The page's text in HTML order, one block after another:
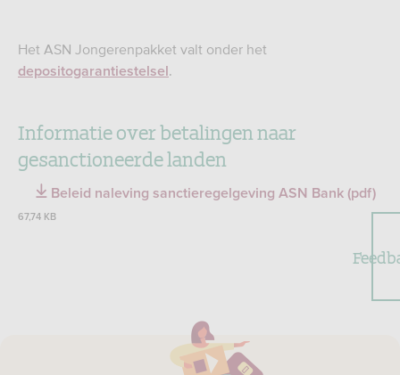
Het ASN Jongerenpakket valt onder het
depositogarantiestelsel .
Informatie over betalingen naar
gesanctioneerde landen
Beleid naleving sanctieregelgeving ASN Bank (pdf)
67,74 KB